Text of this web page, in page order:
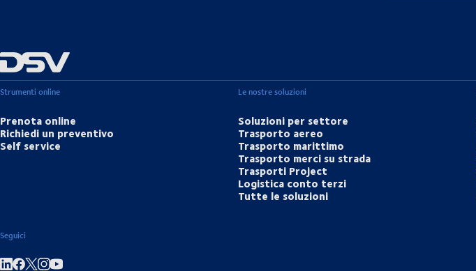
Strumenti online
Prenota online
Richiedi un preventivo
Self service
Le nostre soluzioni
Soluzioni per settore
Trasporto aereo
Trasporto marittimo
Trasporto merci su strada
Trasporti Project
Logistica conto terzi
Tutte le soluzioni
Seguici